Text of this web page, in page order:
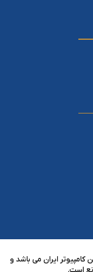
ایران می باشد و